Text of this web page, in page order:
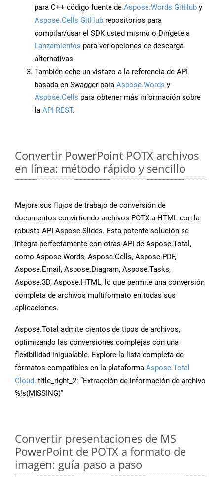
para C++ código fuente de Aspose.Words GitHub y
Aspose.Cells GitHub repositorios para
compilar/usar el SDK usted mismo o Dirígete a
Lanzamientos para ver opciones de descarga
alternativas.
También eche un vistazo a la referencia de API
basada en Swagger para Aspose.Words y
Aspose.Cells para obtener más información sobre
la API REST.
Convertir PowerPoint POTX archivos
en línea: método rápido y sencillo
Mejore sus flujos de trabajo de conversión de
documentos convirtiendo archivos POTX a HTML con la
robusta API Aspose.Slides. Esta potente solución se
integra perfectamente con otras API de Aspose.Total,
como Aspose.Words, Aspose.Cells, Aspose.PDF,
Aspose.Email, Aspose.Diagram, Aspose.Tasks,
Aspose.3D, Aspose.HTML, lo que permite una conversión
completa de archivos multiformato en todas sus
aplicaciones.
Aspose.Total admite cientos de tipos de archivos,
optimizando las conversiones complejas con una
flexibilidad inigualable. Explore la lista completa de
formatos compatibles en la plataforma Aspose.Total
Cloud. title_right_2: “Extracción de información de archivo
%!s(MISSING)”
Convertir presentaciones de MS
PowerPoint de POTX a formato de
imagen: guía paso a paso